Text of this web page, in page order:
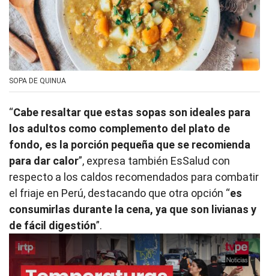
SOPA DE QUINUA
“Cabe resaltar que estas sopas son ideales para
los adultos como complemento del plato de
fondo, es la porción pequeña que se recomienda
para dar calor”, expresa también EsSalud con
respecto a los caldos recomendados para combatir
el friaje en Perú, destacando que otra opción “es
consumirlas durante la cena, ya que son livianas y
de fácil digestión”.